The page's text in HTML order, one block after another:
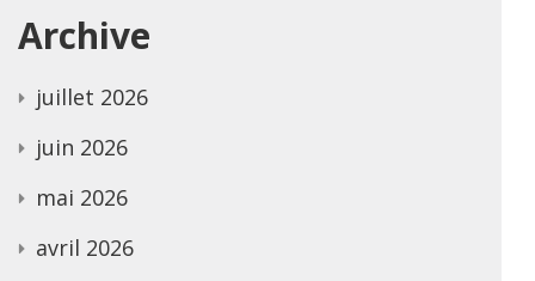
Archive
juillet 2026
juin 2026
mai 2026
avril 2026